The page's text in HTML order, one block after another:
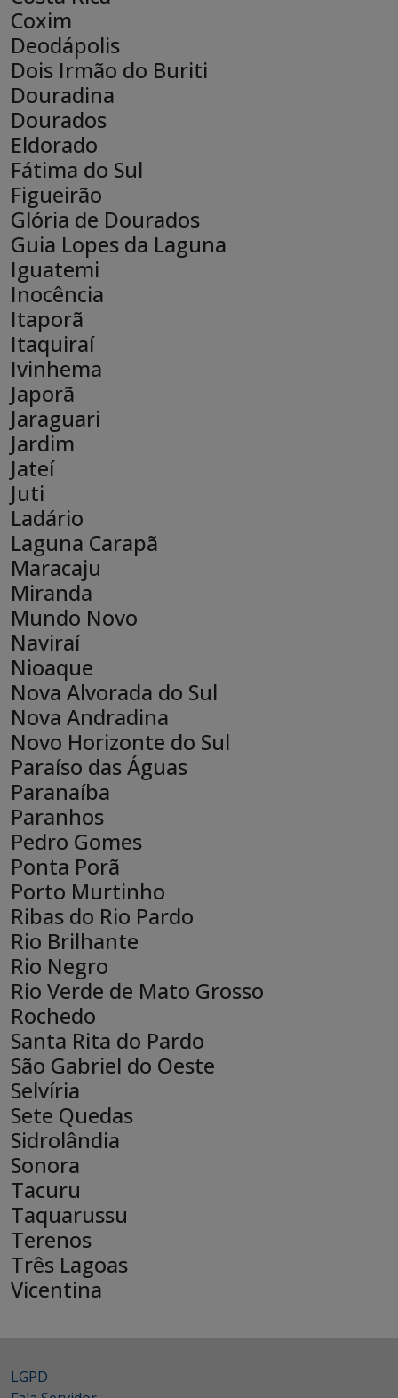
Coxim
Deodápolis
Dois Irmão do Buriti
Douradina
Dourados
Eldorado
Fátima do Sul
Figueirão
Glória de Dourados
Guia Lopes da Laguna
Iguatemi
Inocência
Itaporã
Itaquiraí
Ivinhema
Japorã
Jaraguari
Jardim
Jateí
Juti
Ladário
Laguna Carapã
Maracaju
Miranda
Mundo Novo
Naviraí
Nioaque
Nova Alvorada do Sul
Nova Andradina
Novo Horizonte do Sul
Paraíso das Águas
Paranaíba
Paranhos
Pedro Gomes
Ponta Porã
Porto Murtinho
Ribas do Rio Pardo
Rio Brilhante
Rio Negro
Rio Verde de Mato Grosso
Rochedo
Santa Rita do Pardo
São Gabriel do Oeste
Selvíria
Sete Quedas
Sidrolândia
Sonora
Tacuru
Taquarussu
Terenos
Três Lagoas
Vicentina
LGPD